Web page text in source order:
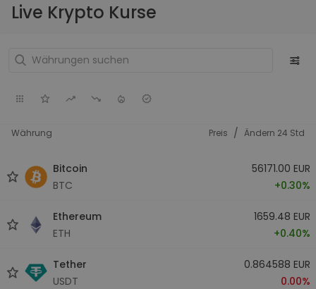
Live Krypto Kurse
Währung Preis / Ändern 24 Std
Bitcoin
BTC
56171.00 EUR
+0.30%
Ethereum
ETH
1659.48 EUR
+0.40%
Tether
USDT
0.864588 EUR
0.00%